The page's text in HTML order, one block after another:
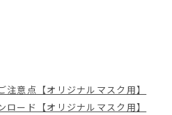
意点【オリジナルマスク用】
ード【オリジナルマスク用】